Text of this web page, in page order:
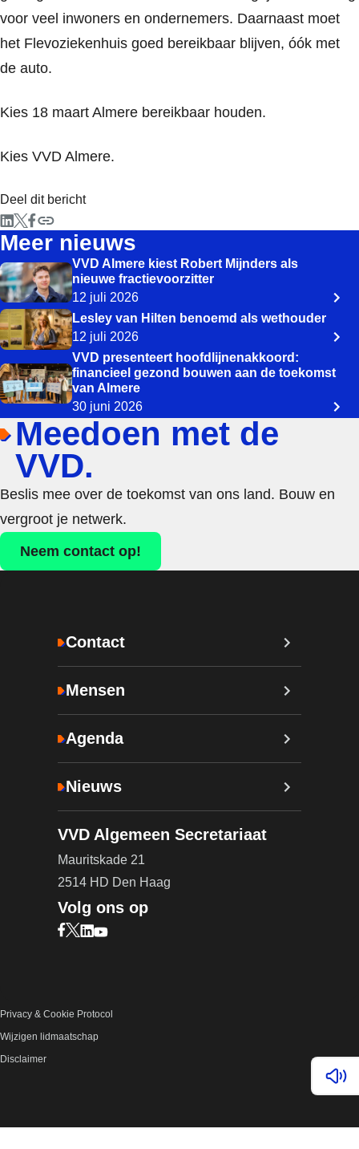
voor veel inwoners en ondernemers. Daarnaast moet
het Flevoziekenhuis goed bereikbaar blijven, óók met
de auto.
Kies 18 maart Almere bereikbaar houden.
Kies VVD Almere.
Deel dit bericht
Meer nieuws
VVD Almere kiest Robert Mijnders als
nieuwe fractievoorzitter
12 juli 2026
Lesley van Hilten benoemd als wethouder
12 juli 2026
VVD presenteert hoofdlijnenakkoord:
financieel gezond bouwen aan de toekomst
van Almere
30 juni 2026
Lees
Meedoen met de
VVD.
Beslis mee over de toekomst van ons land. Bouw en
vergroot je netwerk.
Neem contact op!
Contact
Mensen
Agenda
Nieuws
VVD Algemeen Secretariaat
Mauritskade 21
2514 HD Den Haag
Volg ons op
Bezoek onze Facebook pagina (opent in nieuw
Bezoek onze X pagina (opent in nieuw tabblad)
Bezoek onze LinkedIn pagina (opent in nieuw
Bezoek onze YouTube pagina (opent in
Privacy & Cookie Protocol
Wijzigen lidmaatschap
Disclaimer